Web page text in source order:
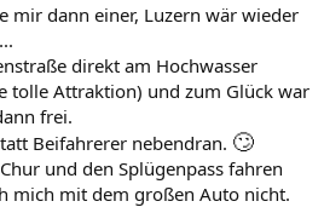
mir dann einer, Luzern wär wieder
direkt am Hochwasser
tolle Attraktion) und zum Glück war
frei.
Beifahrerer nebendran. 🙄
und den Splügenpass fahren
mich mit dem großen Auto nicht.